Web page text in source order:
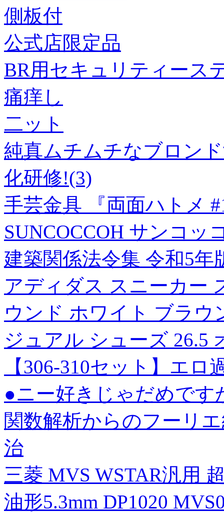
側板付
公式店限定品
BR用セキュリティース
痛痒し
二ット
純真ムチムチなブロン
化研修!(3)
手芸金具 『両面ハトメ
SUNCOCCOH サンコッ
建築関係法令集 令和5年
アディダス スニーカー
ウンド ホワイト ブラウ
ジュアル シューズ 26.5
【306-310セット】エ
●ニー好きじゃだめです
関数解析からのフーリ
治
三菱 MVS WSTAR汎用
油形5.3mm DP1020